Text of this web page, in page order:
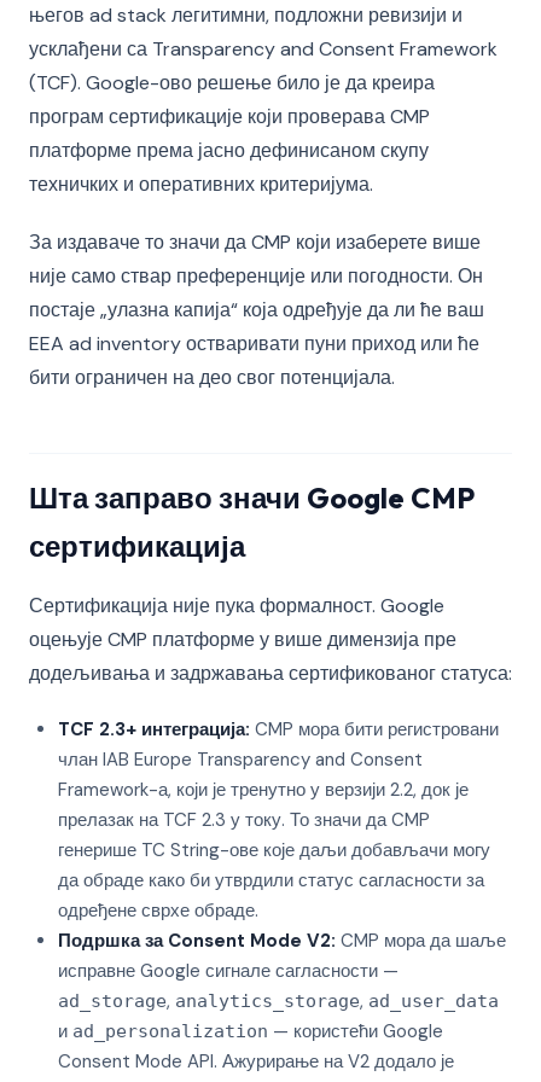
његов ad stack легитимни, подложни ревизији и
усклађени са Transparency and Consent Framework
(TCF). Google-ово решење било је да креира
програм сертификације који проверава CMP
платформе према јасно дефинисаном скупу
техничких и оперативних критеријума.
За издаваче то значи да CMP који изаберете више
није само ствар преференције или погодности. Он
постаје „улазна капија“ која одређује да ли ће ваш
EEA ad inventory остваривати пуни приход или ће
бити ограничен на део свог потенцијала.
Шта заправо значи Google CMP
сертификација
Сертификација није пука формалност. Google
оцењује CMP платформе у више димензија пре
додељивања и задржавања сертификованог статуса:
TCF 2.3+ интеграција: CMP мора бити регистровани
члан IAB Europe Transparency and Consent
Framework-а, који је тренутно у верзији 2.2, док је
прелазак на TCF 2.3 у току. То значи да CMP
генерише TC String-ове које даљи добављачи могу
да обраде како би утврдили статус сагласности за
одређене сврхе обраде.
Подршка за Consent Mode V2: CMP мора да шаље
исправне Google сигнале сагласности —
ad_storage, analytics_storage, ad_user_data
и ad_personalization — користећи Google
Consent Mode API. Ажурирање на V2 додало је